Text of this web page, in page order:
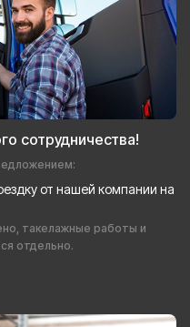
сотрудничества!
от нашей компании на
такелажные работы и
отдельно.